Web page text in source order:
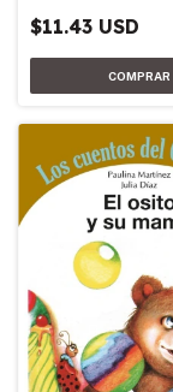
$11.43 USD